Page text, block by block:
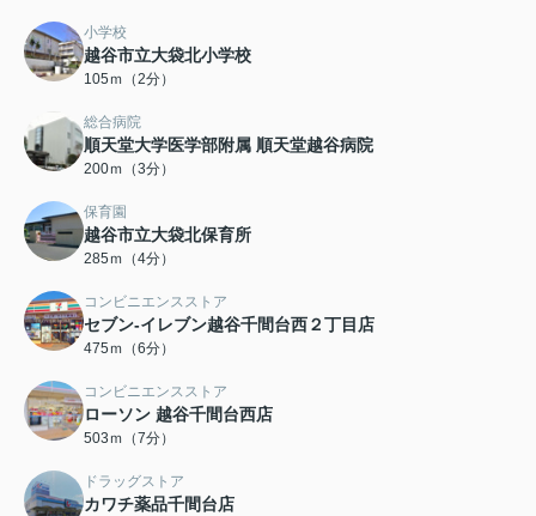
小学校
越谷市立大袋北小学校
105ｍ（2分）
総合病院
順天堂大学医学部附属 順天堂越谷病院
200ｍ（3分）
保育園
越谷市立大袋北保育所
285ｍ（4分）
コンビニエンスストア
セブン-イレブン越谷千間台西２丁目店
475ｍ（6分）
コンビニエンスストア
ローソン 越谷千間台西店
503ｍ（7分）
ドラッグストア
カワチ薬品千間台店